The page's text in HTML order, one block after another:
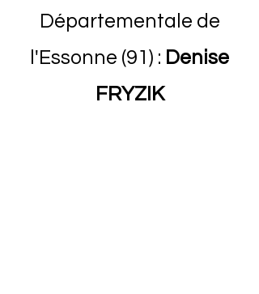
Départementale de
l'Essonne (91) : Denise
FRYZIK